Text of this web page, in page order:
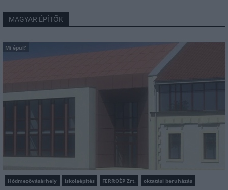
MAGYAR ÉPÍTŐK
Mi épül?
Hódmezővásárhely iskolaépítés FERROÉP Zrt. oktatási beruházás